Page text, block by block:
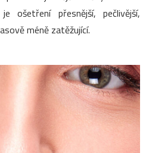
ošetření přesnější, pečlivější,
méně zatěžující.